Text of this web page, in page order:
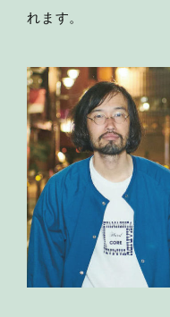
れます。